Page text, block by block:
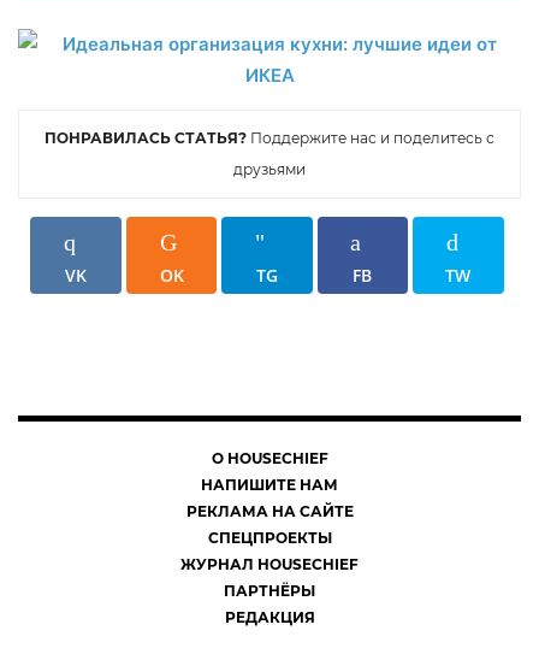
ПОНРАВИЛАСЬ СТАТЬЯ? Поддержите нас и поделитесь с
друзьями
VK OK TG FB TW
О HOUSECHIEF
НАПИШИТЕ НАМ
РЕКЛАМА НА САЙТЕ
СПЕЦПРОЕКТЫ
ЖУРНАЛ HOUSECHIEF
ПАРТНЁРЫ
РЕДАКЦИЯ